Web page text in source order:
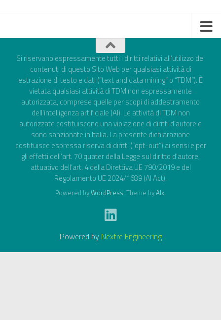
Si riservano espressamente tutti i diritti relativi all’utilizzo dei
contenuti di questo Sito Web per qualsiasi attività di
estrazione di testo e dati (“text and data mining” o “TDM”). È
vietata qualsiasi attività di TDM non espressamente
autorizzata, comprese quelle per scopi di addestramento
dell’intelligenza artificiale (AI). Le attività di TDM non
autorizzate costituiscono una violazione di diritti d’autore e
sono sanzionate in Italia. La presente dichiarazione
costituisce espressa riserva di diritti (“opt-out”) ai sensi e per
gli effetti dell’art. 70 quater della Legge sul diritto d'autore,
attuativo dell’art. 4 della Direttiva UE 790/2019 e del
Regolamento UE 2024/1689 (AI Act).
Powered byWordPress. Theme byAlx.
Powered by Nextre Engineering